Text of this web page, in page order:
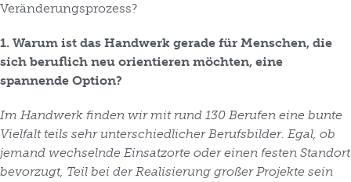
Veränderungsprozess?
1. Warum ist das Handwerk gerade für Menschen, die
sich beruflich neu orientieren möchten, eine
spannende Option?
Im Handwerk finden wir mit rund 130 Berufen eine bunte
Vielfalt teils sehr unterschiedlicher Berufsbilder. Egal, ob
jemand wechselnde Einsatzorte oder einen festen Standort
bevorzugt, Teil bei der Realisierung großer Projekte sein